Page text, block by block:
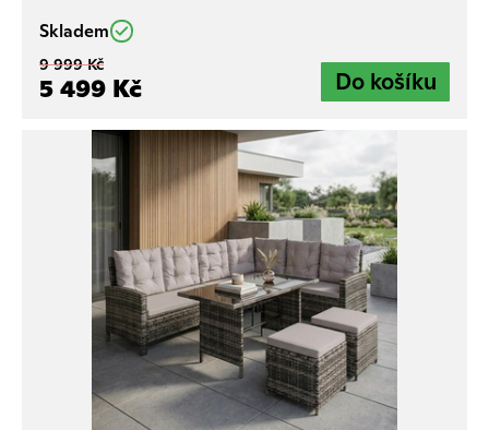
Skladem
9 999 Kč
5 499 Kč